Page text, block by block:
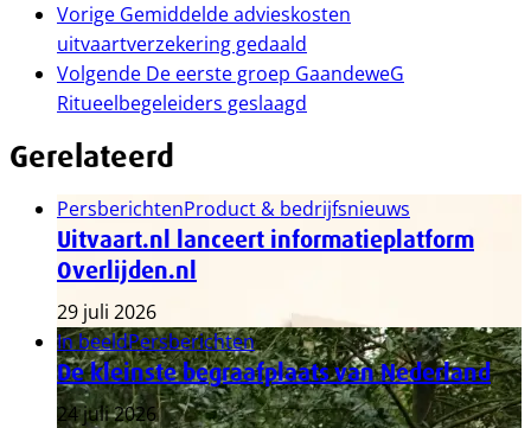
Vorige Gemiddelde advieskosten
uitvaartverzekering gedaald
Volgende De eerste groep GaandeweG
Ritueelbegeleiders geslaagd
Gerelateerd
PersberichtenProduct & bedrijfsnieuws
Uitvaart.nl lanceert informatieplatform
Overlijden.nl
29 juli 2026
In beeldPersberichten
De kleinste begraafplaats van Nederland
24 juli 2026